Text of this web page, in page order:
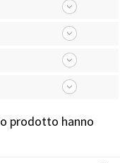
prodotto hanno